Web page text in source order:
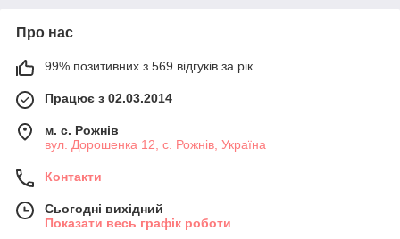
Про нас
99% позитивних з 569 відгуків за рік
Працює з 02.03.2014
м. с. Рожнів
вул. Дорошенка 12, с. Рожнів, Україна
Контакти
Сьогодні вихідний
Показати весь графік роботи